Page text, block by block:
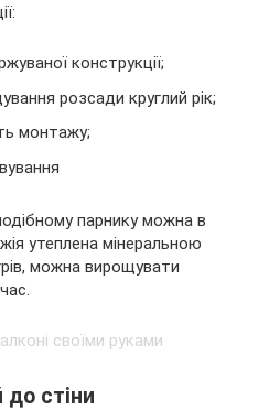
конструкції;
розсади круглий рік;
монтажу;
парнику можна в
утеплена мінеральною
можна вирощувати
стіни